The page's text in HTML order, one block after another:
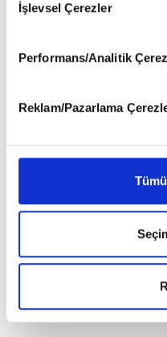
6698 sayılı Kişisel
okumak ve sitemizi
gerçekleştirilen veri
İşlevsel Çerezler
Performans/Analitik
Reklam/Pazarlama